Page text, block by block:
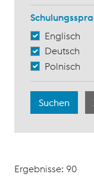
Englisch
Deutsch
Polnisch
Ergebnisse: 90